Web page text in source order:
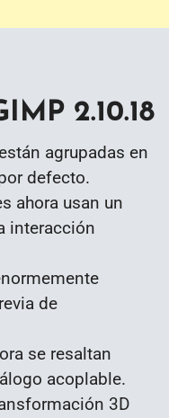
2.10.18
agrupadas en
defecto.
ahora usan un
interacción
de
se resaltan
acoplable.
3D